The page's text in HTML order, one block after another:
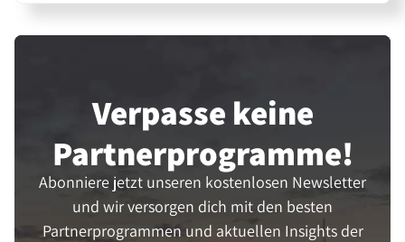
Verpasse keine
Partner­programme!
Abonniere jetzt unseren kostenlosen Newsletter
und wir versorgen dich mit den besten
Partnerprogrammen und aktuellen Insights der